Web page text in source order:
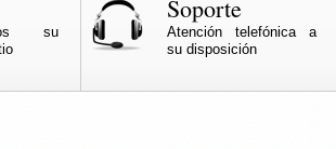
su
Soporte
Atención telefónica a
su disposición